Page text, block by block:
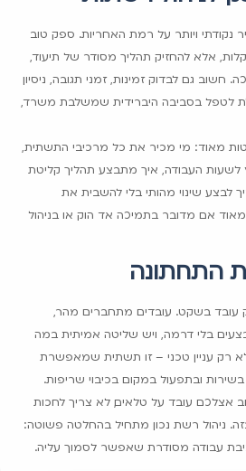
ויותר על רמת האחריות. ספק טוב
אלא להחזיק תהליך מסודר של תיעוד,
חשוב גם לבדוק זמינות, זמני תגובה, ניסיון
לטפל בסביבה היברידית שמשלבת משרד,
מאוד: מי מכיר את כל מרכיבי התשתית,
העבודה, איך מתבצע תהליך קליטת
לבצע שינוי מהותי בלי להשבית את
אם מדובר בתמיכה אד הוק או בניהול
התחתונה
עובד בשקט. עובדים מתחברים מהר,
בלי דרמה, ויש שליטה אמיתית במה
רק עניין טכני – זו תשתית שמאפשרת
ובתפעול במקום בכיבוי שריפות.
עובד על טלאים, לא צריך לחכות
ניהול רשת נכון מתחיל בהחלטה פשוטה:
עבודה מסודרת שאפשר לסמוך עליה.